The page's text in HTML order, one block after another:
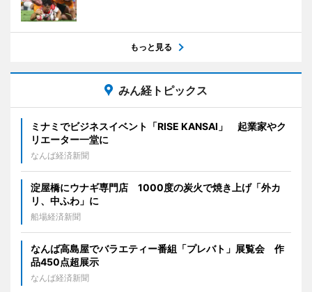
もっと見る
みん経トピックス
ミナミでビジネスイベント「RISE KANSAI」 起業家やク
リエーター一堂に
なんば経済新聞
淀屋橋にウナギ専門店 1000度の炭火で焼き上げ「外カ
リ、中ふわ」に
船場経済新聞
なんば高島屋でバラエティー番組「プレバト」展覧会 作
品450点超展示
なんば経済新聞